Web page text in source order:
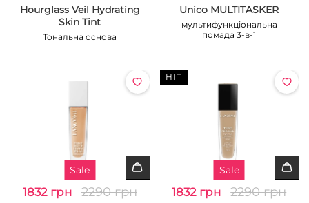
Hourglass Veil Hydrating
Skin Tint
Тональна основа
Unico MULTITASKER
мультифункціональна
помада 3-в-1
Sale
1832 грн 2290 грн
HIT
Sale
1832 грн 2290 грн